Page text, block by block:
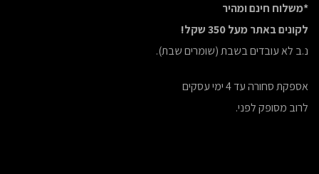
*משלוח חינם ומהיר
לקונים באתר מעל 350 שקל!
נ.ב לא עובדים בשבת (שומרים שבת).
אספקת סחורה עד 4 ימי עסקים
לרוב מסופק לפני.